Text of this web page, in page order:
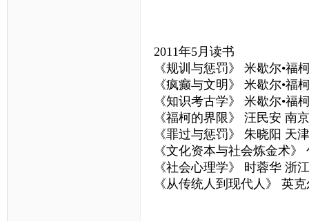
2011年5月读书
《规训与惩罚》 米歇尔•福
《疯癫与文明》 米歇尔•福
《知识考古学》 米歇尔•福
《福柯的界限》 汪民安 南
《罪过与惩罚》 朱晓阳 天
《文化资本与社会炼金术
《社会心理学》 时蓉华 浙
《从传统人到现代人》 英